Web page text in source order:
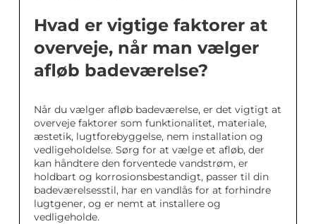
Hvad er vigtige faktorer at
overveje, når man vælger
afløb badeværelse?
Når du vælger afløb badeværelse, er det vigtigt at
overveje faktorer som funktionalitet, materiale,
æstetik, lugtforebyggelse, nem installation og
vedligeholdelse. Sørg for at vælge et afløb, der
kan håndtere den forventede vandstrøm, er
holdbart og korrosionsbestandigt, passer til din
badeværelsesstil, har en vandlås for at forhindre
lugtgener, og er nemt at installere og
vedligeholde.